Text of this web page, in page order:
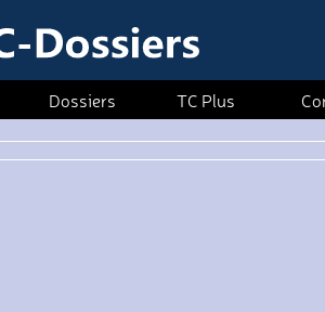
Dossiers TC Plus